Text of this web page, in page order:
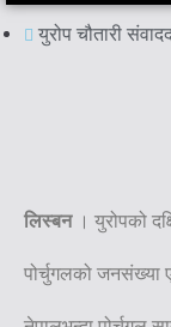
युरोप चौतारी
लिस्बन। युरोपको
पोर्चुगलको